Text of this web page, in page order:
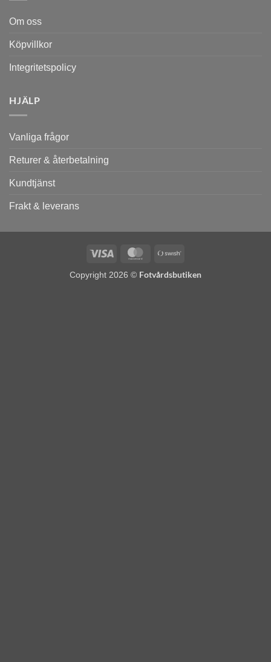
Om oss
Köpvillkor
Integritetspolicy
HJÄLP
Vanliga frågor
Returer & återbetalning
Kundtjänst
Frakt & leverans
Visa MasterCard
Copyright 2026 © Fotvårdsbutiken